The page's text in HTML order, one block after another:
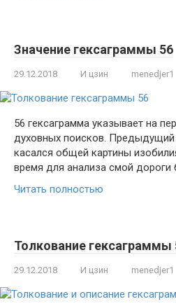
Значение гексаграммы 56
29.12.2018 И цзин menedjer1
56 гексаграмма указывает на
духовных поисков. Предыдущий
касался общей картины
время для анализа смой дороги
Читать полностью
Толкование гексаграммы
29.12.2018 И цзин menedjer1